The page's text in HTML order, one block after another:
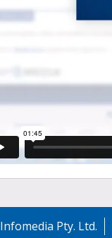
Infomedia Pty. Ltd.